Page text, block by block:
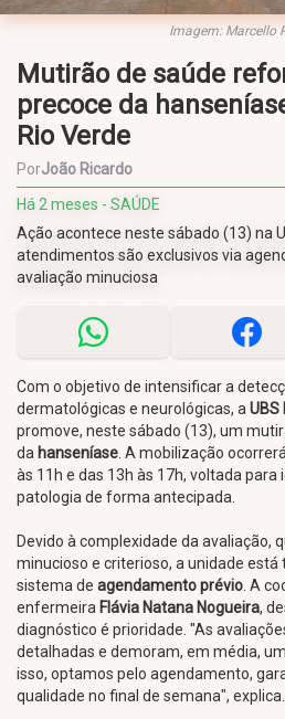
Imagem: Marcello
Mutirão de saúde
precoce da
Rio Verde
PorJoão Ricardo
Há 2 meses - SAÚDE
Ação acontece neste sábado (13) na
atendimentos são exclusivos via
avaliação minuciosa
Com o objetivo de intensificar a
dermatológicas e neurológicas, a UBS
promove, neste sábado (13), um
da hanseníase . A mobilização
às 11h e das 13h às 17h, voltada para
patologia de forma antecipada.
Devido à complexidade da avaliação,
minucioso e criterioso, a unidade
sistema de agendamento prévio . A
enfermeira Flávia Natana Nogueira,
diagnóstico é prioridade. "As
detalhadas e demoram, em média,
isso, optamos pelo agendamento,
qualidade no final de semana", explica.